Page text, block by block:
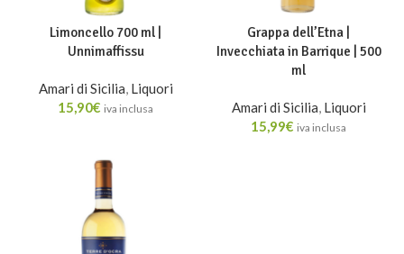
Limoncello 700 ml |
Unnimaffissu
Amari di Sicilia, Liquori
15,90€ iva inclusa
Grappa dell’Etna |
Invecchiata in Barrique | 500
ml
Amari di Sicilia, Liquori
15,99€ iva inclusa